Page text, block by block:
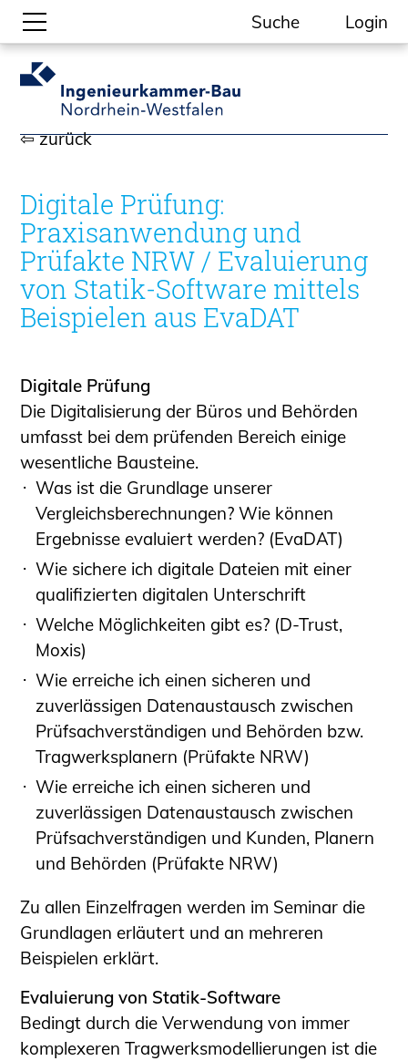
Suche
Gesellschaftliche Themen
Aktuelle Meldungen
Kammer-Themen
Ingenieurkammer-Bau NRW
Willkommen bei der Kammer
Aufgaben
Gremien
Geschäftsstelle
Unsere Publikationen
Informationen für Fortbildungsträger
Anträge, Anzeigen, Formulare
Fortbildung/Seminare
Informationen für Ingenieurinnen
und Ingenieure
Recht
Planungswettbewerbe
Publikationen
Stellenbörse
Staatlich anerkannte Sachverständige
Öffentlich bestellte und vereidigte
Sachverständige
Prüfsachverständige
Qualifizierte Tragwerksplaner/-innen
Bauvorlageberechtigte
Sachkundige für Zustands- und
Funktionsprüfung privater
Abwasserleitungen
Vereinbarungen mit
Ingenieurkammern
Büronachfolge
Geschützter Bereich
Informationen für Auftraggeber und
Login
⇦ zurück
Digitale Prüfung:
Praxisanwendung und
Prüfakte NRW / Evaluierung
von Statik-Software mittels
Beispielen aus EvaDAT
Digitale Prüfung
Die Digitalisierung der Büros und Behörden
umfasst bei dem prüfenden Bereich einige
wesentliche Bausteine.
Was ist die Grundlage unserer
Vergleichsberechnungen? Wie können
Ergebnisse evaluiert werden? (EvaDAT)
Wie sichere ich digitale Dateien mit einer
qualifizierten digitalen Unterschrift
Welche Möglichkeiten gibt es? (D-Trust,
Moxis)
Wie erreiche ich einen sicheren und
zuverlässigen Datenaustausch zwischen
Prüfsachverständigen und Behörden bzw.
Tragwerksplanern (Prüfakte NRW)
Wie erreiche ich einen sicheren und
zuverlässigen Datenaustausch zwischen
Prüfsachverständigen und Kunden, Planern
und Behörden (Prüfakte NRW)
Zu allen Einzelfragen werden im Seminar die
Grundlagen erläutert und an mehreren
Beispielen erklärt.
Evaluierung von Statik-Software
Bedingt durch die Verwendung von immer
komplexeren Tragwerksmodellierungen ist die